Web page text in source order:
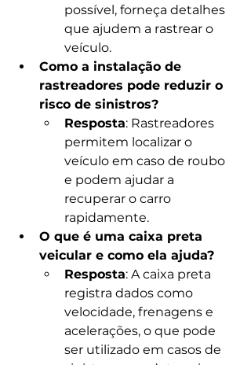
possível, forneça detalhes
que ajudem a rastrear o
veículo.
Como a instalação de
rastreadores pode reduzir o
risco de sinistros?
Resposta: Rastreadores
permitem localizar o
veículo em caso de roubo
e podem ajudar a
recuperar o carro
rapidamente.
O que é uma caixa preta
veicular e como ela ajuda?
Resposta: A caixa preta
registra dados como
velocidade, frenagens e
acelerações, o que pode
ser utilizado em casos de